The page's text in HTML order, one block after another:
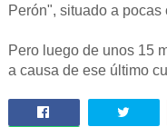
Perón", situado a pocas
Pero luego de unos 15
a causa de ese último